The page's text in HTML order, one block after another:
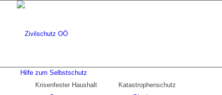
Hilfe zum Selbstschutz
Krisenfester Haushalt
Katastrophenschutz